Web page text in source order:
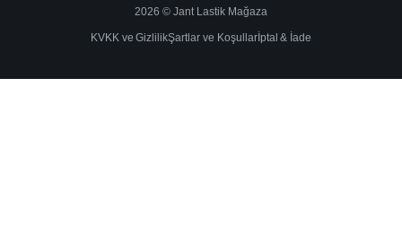
2026 © Jant Lastik Mağaza
KVKK ve GizlilikŞartlar ve Koşullarİptal & İade